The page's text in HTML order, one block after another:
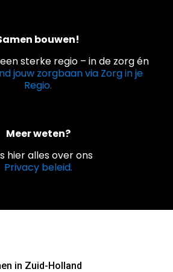
bouwen!
sterke regio – in de zorg én
jouw zorgbaan via Zorg in je
Regio.
Meer weten?
hier alles over ons
Privacy beleid.
in Zuid-Holland